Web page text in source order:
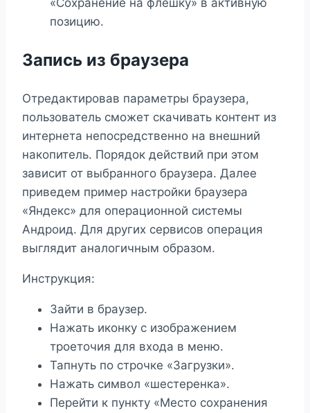
позицию.
Запись из браузера
Отредактировав параметры браузера,
пользователь сможет скачивать контент из
интернета непосредственно на внешний
накопитель. Порядок действий при этом
зависит от выбранного браузера. Далее
приведем пример настройки браузера
«Яндекс» для операционной системы
Андроид. Для других сервисов операция
выглядит аналогичным образом.
Инструкция:
Зайти в браузер.
Нажать иконку с изображением
троеточия для входа в меню.
Тапнуть по строчке «Загрузки».
Нажать символ «шестеренка».
Перейти к пункту «Место сохранения